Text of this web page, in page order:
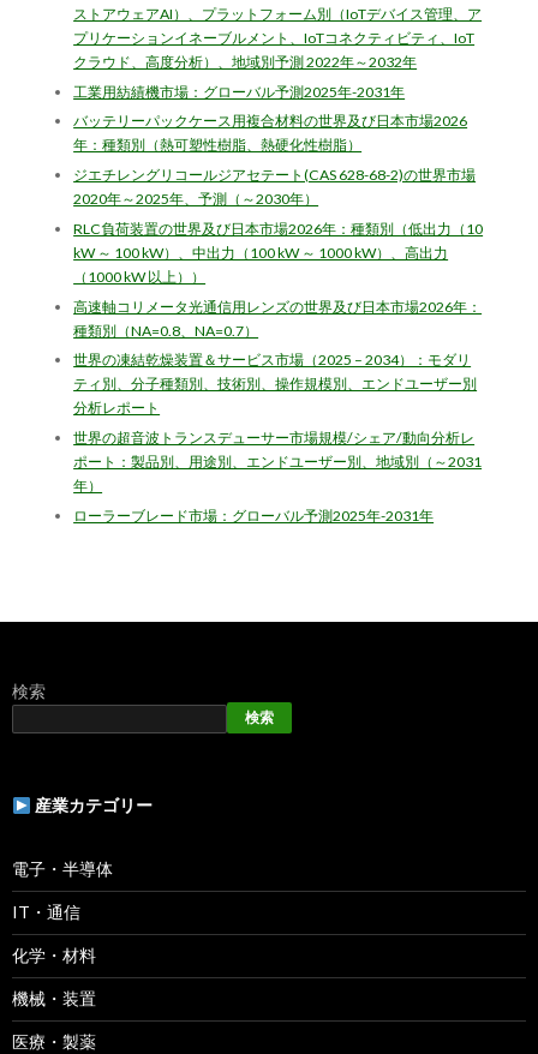
ストアウェアAI）、プラットフォーム別（IoTデバイス管理、ア
プリケーションイネーブルメント、IoTコネクティビティ、IoT
クラウド、高度分析）、地域別予測 2022年～2032年
工業用紡績機市場：グローバル予測2025年-2031年
バッテリーパックケース用複合材料の世界及び日本市場2026
年：種類別（熱可塑性樹脂、熱硬化性樹脂）
ジエチレングリコールジアセテート(CAS 628-68-2)の世界市場
2020年～2025年、予測（～2030年）
RLC負荷装置の世界及び日本市場2026年：種類別（低出力（10
kW ～ 100 kW）、中出力（100 kW ～ 1000 kW）、高出力
（1000 kW 以上））
高速軸コリメータ光通信用レンズの世界及び日本市場2026年：
種類別（NA=0.8、NA=0.7）
世界の凍結乾燥装置＆サービス市場（2025 – 2034）：モダリ
ティ別、分子種類別、技術別、操作規模別、エンドユーザー別
分析レポート
世界の超音波トランスデューサー市場規模/シェア/動向分析レ
ポート：製品別、用途別、エンドユーザー別、地域別（～2031
年）
ローラーブレード市場：グローバル予測2025年-2031年
検索
検索
産業カテゴリー
電子・半導体
IT・通信
化学・材料
機械・装置
医療・製薬